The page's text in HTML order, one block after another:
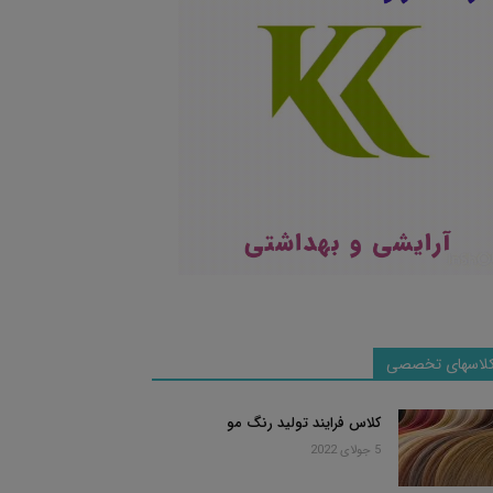
تخصصی
کلاس فرایند تولید رنگ مو
5 جولای 2022